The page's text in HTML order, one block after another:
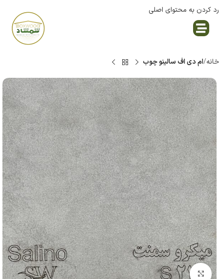
رد کردن به محتوای اصلی
خانه ام دی اف سالینو چوب
بزرگنمایی تصویر